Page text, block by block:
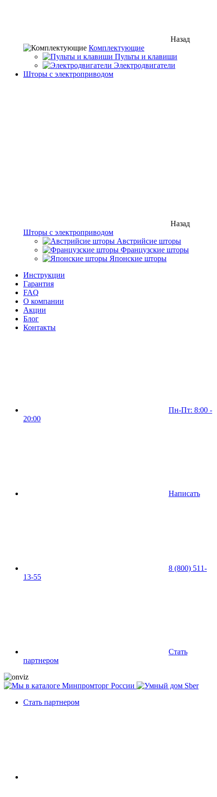
Назад
Комплектующие
Пульты и клавиши
Электродвигатели
Шторы с электроприводом
Назад
Шторы с электроприводом
Австрийсие шторы
Французские шторы
Японские шторы
Инструкции
Гарантия
FAQ
О компании
Акции
Блог
Контакты
Пн-Пт: 8:00 -
20:00
Написать
8 (800) 511-
13-55
Стать
партнером
Стать партнером